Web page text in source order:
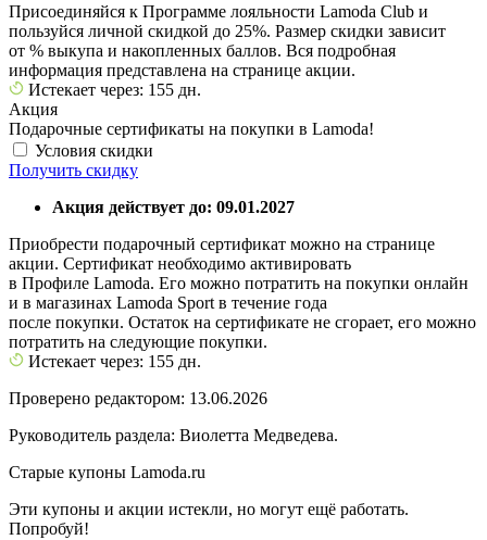
Присоединяйся к Программе лояльности Lamoda Club и
пользуйся личной скидкой до 25%. Размер скидки зависит
от % выкупа и накопленных баллов. Вся подробная
информация представлена на странице акции.
Истекает через: 155 дн.
Акция
Подарочные сертификаты на покупки в Lamoda!
Условия скидки
Получить скидку
Акция действует до: 09.01.2027
Приобрести подарочный сертификат можно на странице
акции. Сертификат необходимо активировать
в Профиле Lamoda. Его можно потратить на покупки онлайн
и в магазинах Lamoda Sport в течение года
после покупки. Остаток на сертификате не сгорает, его можно
потратить на следующие покупки.
Истекает через: 155 дн.
Проверено редактором: 13.06.2026
Руководитель раздела: Виолетта Медведева.
Старые купоны Lamoda.ru
Эти купоны и акции истекли, но могут ещё работать.
Попробуй!